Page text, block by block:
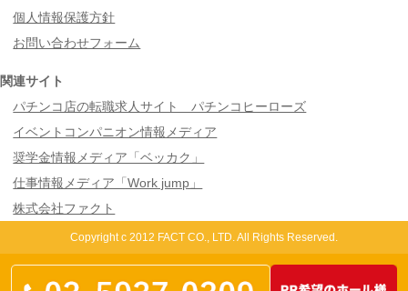
個人情報保護方針
お問い合わせフォーム
関連サイト
パチンコ店の転職求人サイト パチンコヒーローズ
イベントコンパニオン情報メディア
奨学金情報メディア「ベッカク」
仕事情報メディア「Work jump」
株式会社ファクト
Copyright c 2012 FACT CO., LTD. All Rights Reserved.